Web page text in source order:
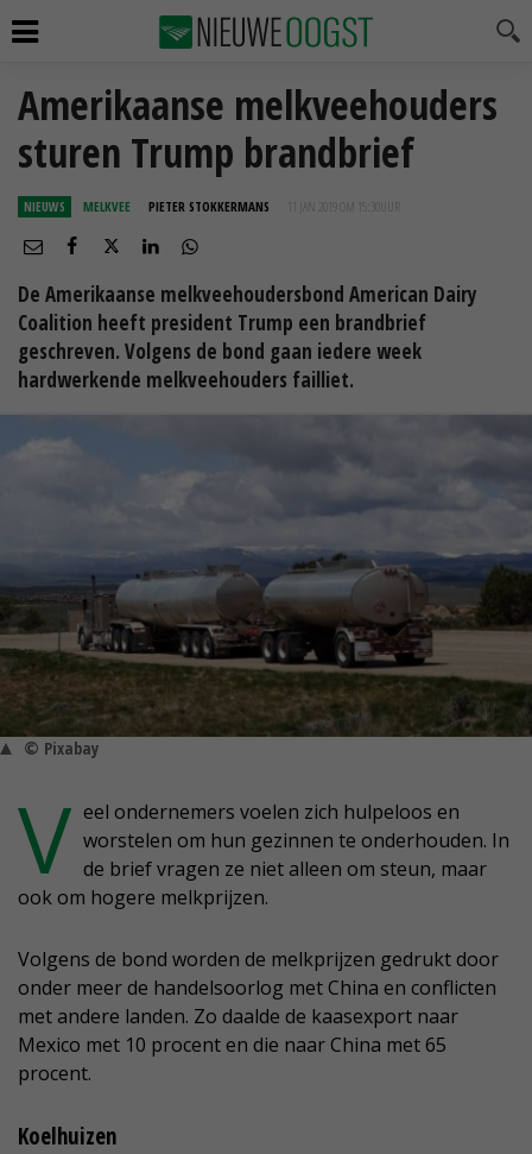
Amerikaanse melkveehouders
sturen Trump brandbrief
NIEUWS MELKVEE PIETER STOKKERMANS 11 JAN 2019 OM 15:30
De Amerikaanse melkveehoudersbond American Dairy
Coalition heeft president Trump een brandbrief
geschreven. Volgens de bond gaan iedere week
hardwerkende melkveehouders failliet.
© Pixabay
V eel ondernemers voelen zich hulpeloos en
worstelen om hun gezinnen te onderhouden. In
de brief vragen ze niet alleen om steun, maar
ook om hogere melkprijzen.
Volgens de bond worden de melkprijzen gedrukt door
onder meer de handelsoorlog met China en conflicten
met andere landen. Zo daalde de kaasexport naar
Mexico met 10 procent en die naar China met 65
procent.
Koelhuizen